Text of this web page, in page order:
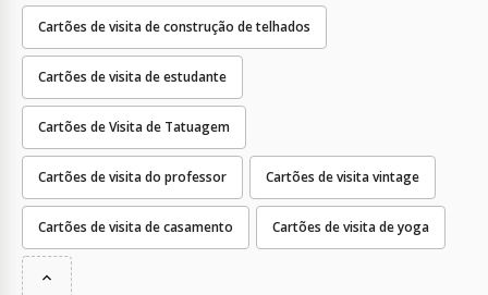
Cartões de visita de construção de telhados
Cartões de visita de estudante
Cartões de Visita de Tatuagem
Cartões de visita do professor Cartões de visita vintage
Cartões de visita de casamento Cartões de visita de yoga